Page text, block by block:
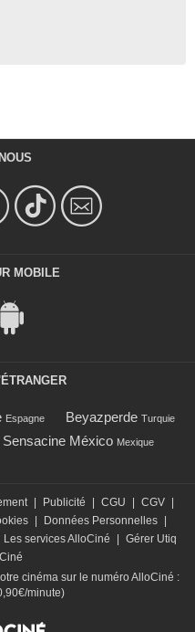
MOBILE
Espagne Beyazperde Turquie
Sensacine México Mexique
| Publicité | CGU | CGV |
| Données Personnelles |
Les services AlloCiné | Gérer Utiq
cinéma sur le numéro AlloCiné :
minute)